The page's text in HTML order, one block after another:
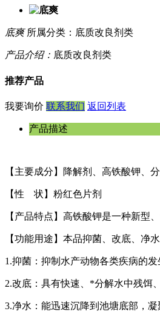
底爽所属分类：底质改良剂类
产品介绍： 底质改良剂类
推荐产品
我要询价 联系我们 返回列表
产品描述
【主要成分】降解剂、高铁酸钾、
【性 状】粉红色片剂
【产品特点】高铁酸钾是一种新型
【功能用途】本品抑菌、改底、净
1.抑菌：抑制水产动物各类疾病的
2.改底：具有快速、*分解水中残饵
3.净水：能迅速沉降到池塘底部，